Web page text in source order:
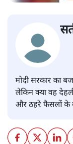
मोदी सरकार का
लेकिन क्या वह
और ठहरे फैसलों के